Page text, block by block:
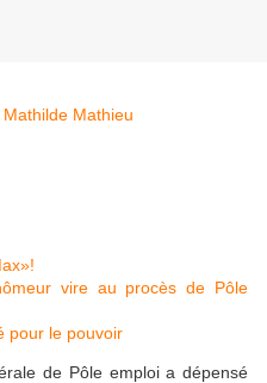
Mathilde Mathieu
vire au procès de Pôle
pour le pouvoir
de Pôle emploi a dépensé